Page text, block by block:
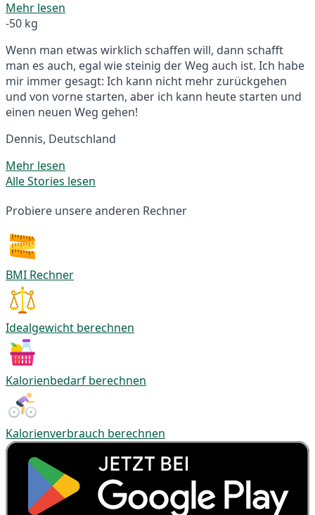
Mehr lesen
-50 kg
Wenn man etwas wirklich schaffen will, dann schafft
man es auch, egal wie steinig der Weg auch ist. Ich habe
mir immer gesagt: Ich kann nicht mehr zurückgehen
und von vorne starten, aber ich kann heute starten und
einen neuen Weg gehen!
Dennis, Deutschland
Mehr lesen
Alle Stories lesen
Probiere unsere anderen Rechner
BMI Rechner
Idealgewicht berechnen
Kalorienbedarf berechnen
Kalorienverbrauch berechnen